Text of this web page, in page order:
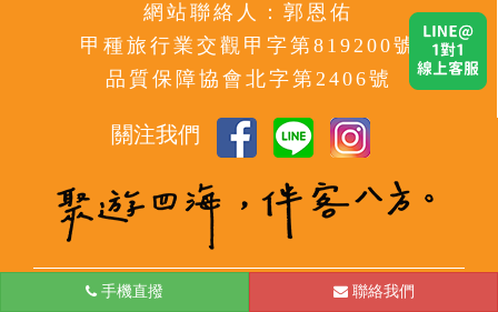
網站聯絡人：郭恩佑
甲種旅行業交觀甲字第819200號
品質保障協會北字第2406號
關注我們
手機直撥
台北 聯絡我們